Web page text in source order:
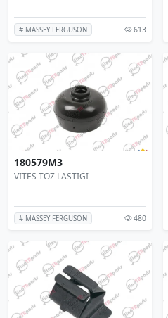
# MASSEY FERGUSON 613
180579M3
VİTES TOZ LASTİĞİ
# MASSEY FERGUSON 480